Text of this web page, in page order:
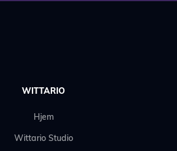
WITTARIO
Hjem
Wittario Studio